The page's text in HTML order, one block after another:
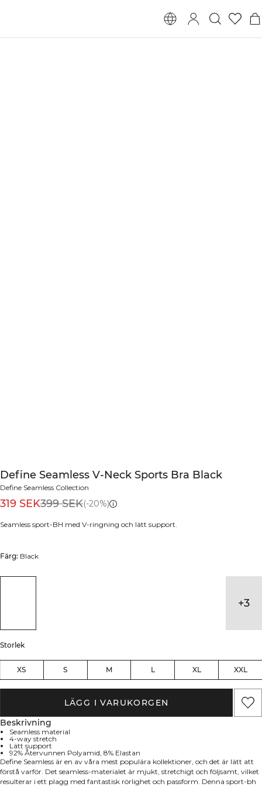
Define Seamless V-Neck Sports Bra Black
Define Seamless Collection
319 SEK399 SEK(-20%)
Seamless sport-BH med V-ringning och lätt support.
Färg: Black
+3
Storlek
XS S M L XL XXL
LÄGG I VARUKORGEN
Beskrivning
Seamless material
4-way stretch
Lätt support
92% Återvunnen Polyamid, 8% Elastan
Define Seamless är en av våra mest populära kollektioner, och det är lätt att
förstå varför. Det seamless-materialet är mjukt, stretchigt och följsamt, vilket
resulterar i ett plagg med fantastisk rörlighet och passform. Denna sport-bh